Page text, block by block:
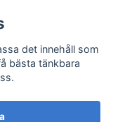
det innehåll som
bästa tänkbara